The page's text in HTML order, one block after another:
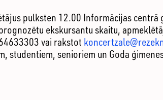
pulksten 12.00 Informācijas
ekskursantu skaitu,
vai rakstot koncertzale
studentiem, senioriem un Goda